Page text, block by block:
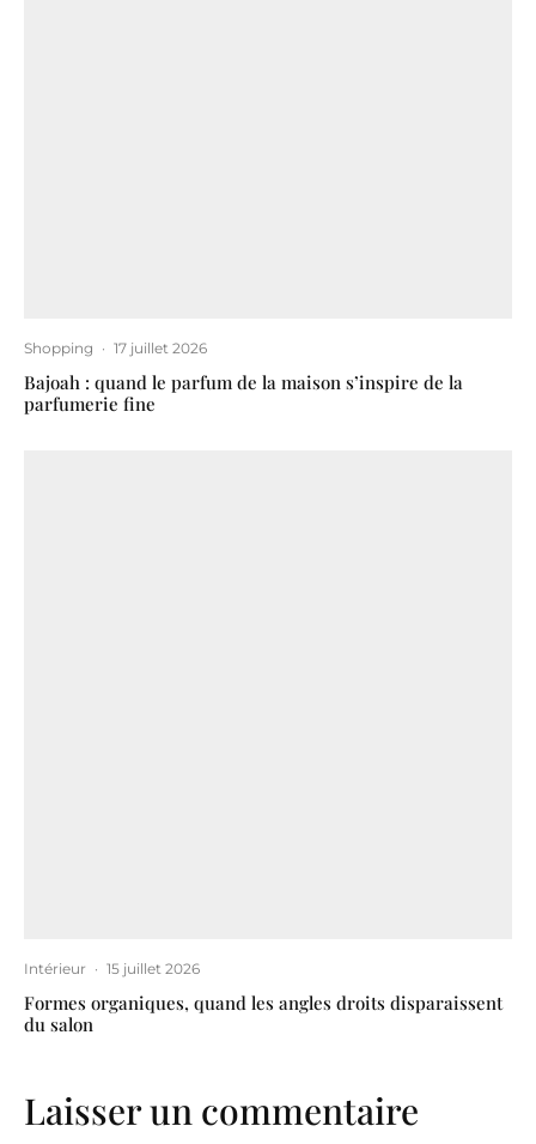
Shopping · 17 juillet 2026
Bajoah : quand le parfum de la maison s’inspire de la
parfumerie fine
Intérieur · 15 juillet 2026
Formes organiques, quand les angles droits disparaissent
du salon
Laisser un commentaire